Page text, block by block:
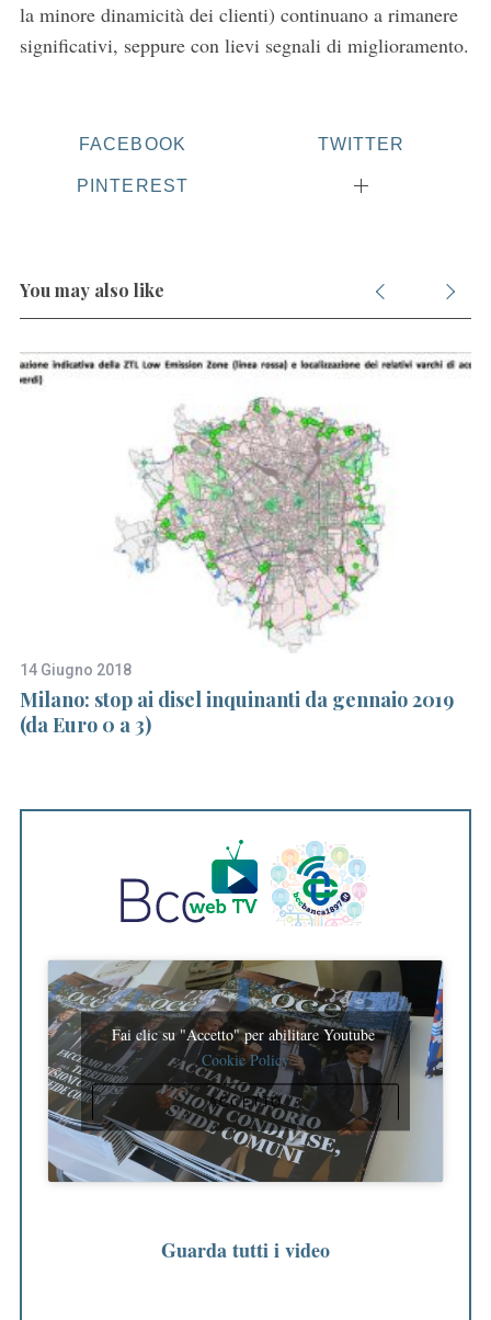
la minore dinamicità dei clienti) continuano a rimanere
significativi, seppure con lievi segnali di miglioramento.
FACEBOOK TWITTER
PINTEREST
You may also like
14 Giugno 2018
Milano: stop ai disel inquinanti da gennaio 2019
(da Euro 0 a 3)
Fai clic su "Accetto" per abilitare Youtube
Cookie Policy
ACCETTO
Guarda tutti i video